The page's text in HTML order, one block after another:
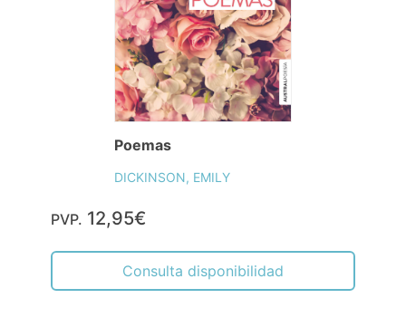
Poemas
DICKINSON, EMILY
PVP. 12,95€
Consulta disponibilidad